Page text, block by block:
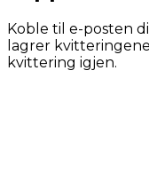
Koble til e-posten
lagrer
kvittering igjen.